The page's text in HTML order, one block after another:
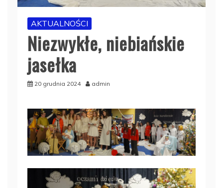
AKTUALNOŚCI
Niezwykłe, niebiańskie
jasełka
20 grudnia 2024 admin